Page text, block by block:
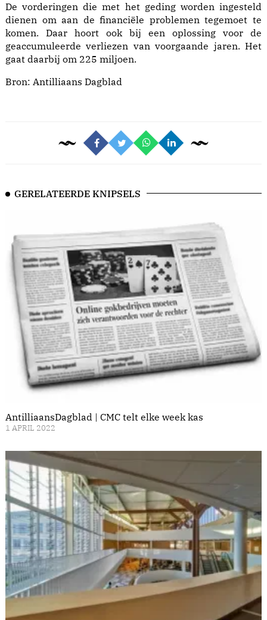
De vorderingen die met het geding worden ingesteld
dienen om aan de financiële problemen tegemoet te
komen. Daar hoort ook bij een oplossing voor de
geaccumuleerde verliezen van voorgaande jaren. Het
gaat daarbij om 225 miljoen.
Bron: Antilliaans Dagblad
GERELATEERDE KNIPSELS
AntilliaansDagblad | CMC telt elke week kas
1 APRIL 2022